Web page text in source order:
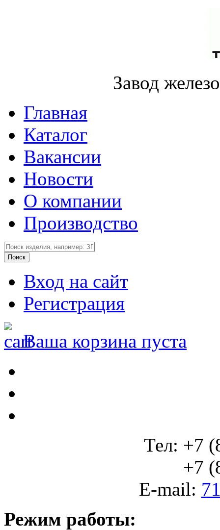
Завод
Главная
Каталог
Вакансии
Новости
О компании
Производство
Вход на сайт
Регистрация
Ваша корзина пуста
Тел: +7
+7
E-mail:
Режим работы: